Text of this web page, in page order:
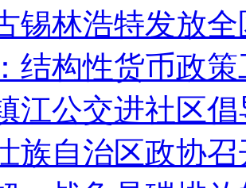
锡林浩特发放
结构性货币政
江公交进社区
族自治区政协